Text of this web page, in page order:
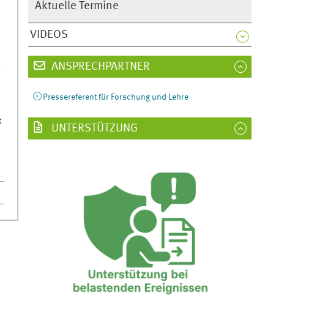
Aktuelle Termine
VIDEOS
ANSPRECHPARTNER
Pressereferent für Forschung und Lehre
UNTERSTÜTZUNG